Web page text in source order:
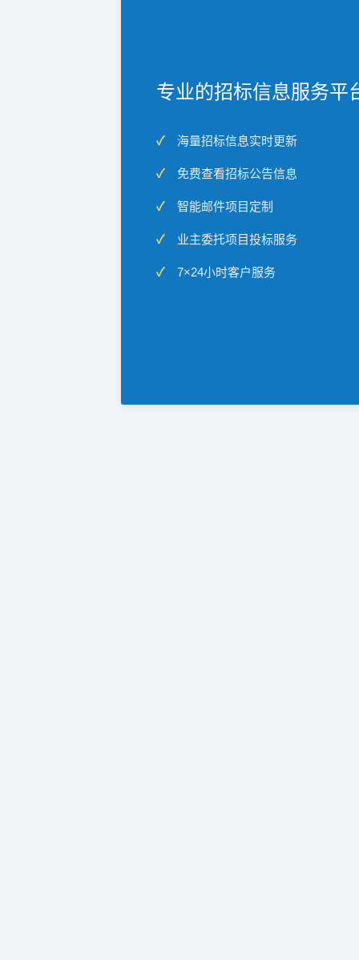
专业的招标信息服务平
海量招标信息实时更新
免费查看招标公告信息
智能邮件项目定制
业主委托项目投标服务
7×24小时客户服务